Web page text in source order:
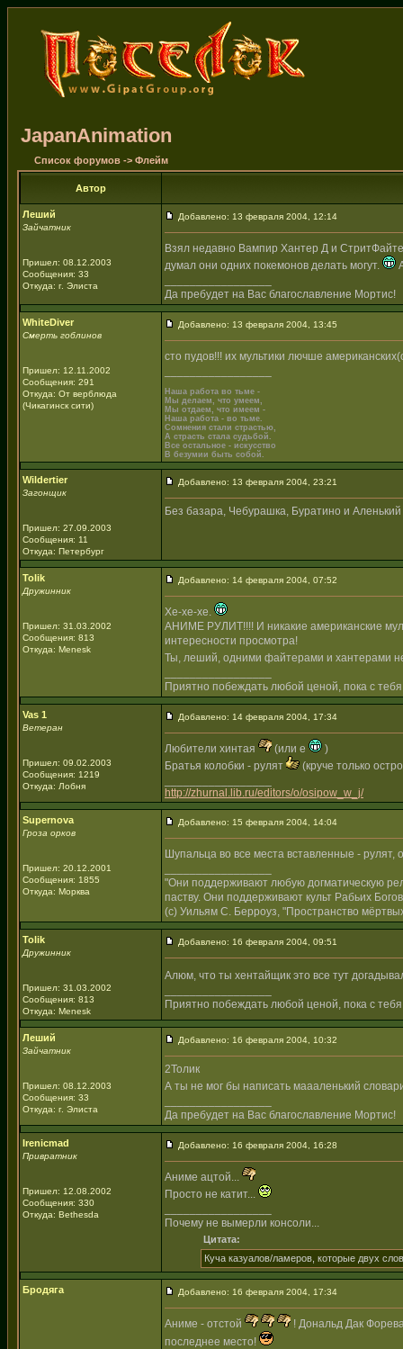
JapanAnimation
Список форумов -> Флейм
Автор
Леший
Зайчатник
Пришел: 08.12.2003
Сообщения: 33
Откуда: г. Элиста
Добавлено: 13 февраля 2004, 12:14
Взял недавно Вампир Хантер Д и
думал они одних покемонов делать могут.
Да пребудет на Вас благославление Мортис!
WhiteDiver
Смерть гоблинов
Пришел: 12.11.2002
Сообщения: 291
Откуда: От верблюда
(Чикагинск сити)
Добавлено: 13 февраля 2004, 13:45
сто пудов!!! их мультики лючше
Наша работа во тьме -
Мы делаем, что умеем,
Мы отдаем, что имеем -
Наша работа - во тьме.
Сомнения стали страстью,
А страсть стала судьбой.
Все остальное - искусство
В безумии быть собой.
Wildertier
Загонщик
Пришел: 27.09.2003
Сообщения: 11
Откуда: Петербург
Добавлено: 13 февраля 2004, 23:21
Без базара, Чебурашка, Буратино и Аленький
Tolik
Дружинник
Пришел: 31.03.2002
Сообщения: 813
Откуда: Menesk
Добавлено: 14 февраля 2004, 07:52
Хе-хе-хе.
АНИМЕ РУЛИТ!!!! И никакие американские
интересности просмотра!
Ты, леший, одними файтерами и хантерами
Приятно побеждать любой ценой, пока с
Vas 1
Ветеран
Пришел: 09.02.2003
Сообщения: 1219
Откуда: Лобня
Добавлено: 14 февраля 2004, 17:34
Любители хинтая (или е
)
Братья колобки - рулят
(круче только
http://zhurnal.lib.ru/editors/o/osipow_w_j/
Supernova
Гроза орков
Пришел: 20.12.2001
Сообщения: 1855
Откуда: Морква
Добавлено: 15 февраля 2004, 14:04
Шупальца во все места вставленные - рулят,
"Они поддерживают любую догматическую
паству. Они поддерживают культ Рабьих
(с) Уильям С. Берроуз, "Пространство
Tolik
Дружинник
Пришел: 31.03.2002
Сообщения: 813
Откуда: Menesk
Добавлено: 16 февраля 2004, 09:51
Алюм, что ты хентайщик это все тут
Приятно побеждать любой ценой, пока с
Леший
Зайчатник
Пришел: 08.12.2003
Сообщения: 33
Откуда: г. Элиста
Добавлено: 16 февраля 2004, 10:32
2Толик
А ты не мог бы написать маааленький
Да пребудет на Вас благославление Мортис!
Irenicmad
Привратник
Пришел: 12.08.2002
Сообщения: 330
Откуда: Bethesda
Добавлено: 16 февраля 2004, 16:28
Аниме ацтой...
Просто не катит...
Почему не вымерли консоли...
Цитата:
Куча казуалов/ламеров, которые двух
Бродяга Добавлено: 16 февраля 2004, 17:34
Аниме - отстой
! Дональд Дак
последнее место!